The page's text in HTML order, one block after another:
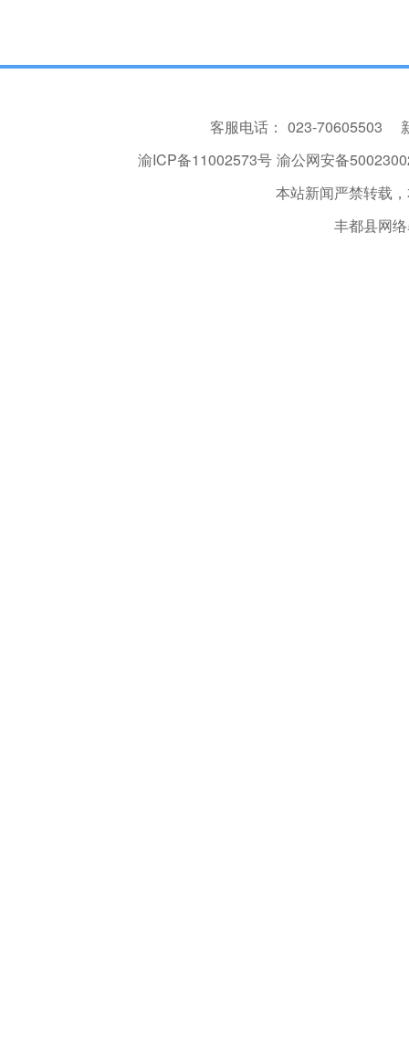
客服电话： 023-70605503
渝ICP备11002573号 渝公网安备
本站新闻严禁转载
丰都县网